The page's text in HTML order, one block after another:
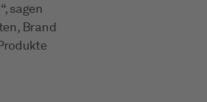
sagen
Brand